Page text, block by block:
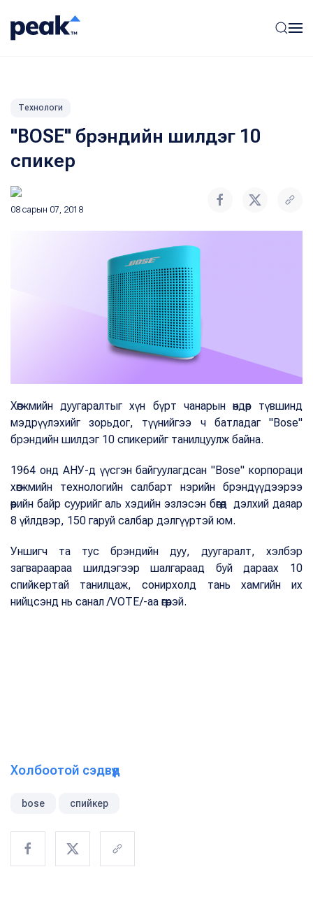
Технологи
"BOSE" брэндийн шилдэг 10
спикер
08 сарын 07, 2018
Хөгжмийн дуугаралтыг хүн бүрт чанарын өндөр түвшинд
мэдрүүлэхийг зорьдог, түүнийгээ ч батладаг "Bose"
брэндийн шилдэг 10 спикерийг танилцуулж байна.
1964 онд АНУ-д үүсгэн байгуулагдсан "Bose" корпораци
хөгжмийн технологийн салбарт нэрийн брэндүүдээрээ
өөрийн байр суурийг аль хэдийн эзлэсэн бөгөөд дэлхий даяар
8 үйлдвэр, 150 гаруй салбар дэлгүүртэй юм.
Уншигч та тус брэндийн дуу, дуугаралт, хэлбэр
загвараараа шилдэгээр шалгараад буй дараах 10
спийкертай танилцаж, сонирхолд тань хамгийн их
нийцсэнд нь санал /VOTE/-аа өгөөрэй.
Холбоотой сэдвүүд
bose спийкер